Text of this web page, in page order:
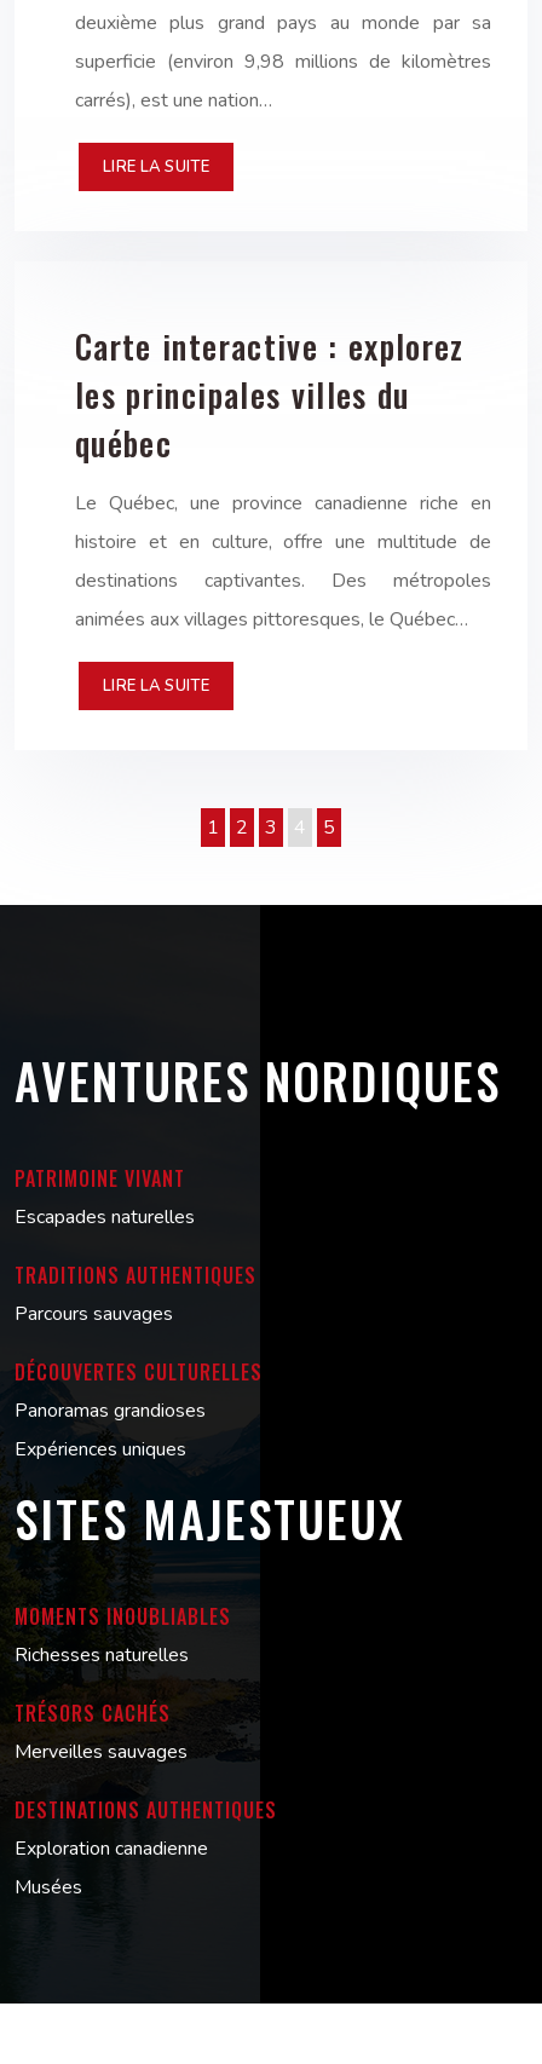
deuxième plus grand pays au monde par sa
superficie (environ 9,98 millions de kilomètres
carrés), est une nation…
LIRE LA SUITE
Carte interactive : explorez
les principales villes du
québec
Le Québec, une province canadienne riche en
histoire et en culture, offre une multitude de
destinations captivantes. Des métropoles
animées aux villages pittoresques, le Québec…
LIRE LA SUITE
1 2 3 4 5
AVENTURES NORDIQUES
PATRIMOINE VIVANT
Escapades naturelles
TRADITIONS AUTHENTIQUES
Parcours sauvages
DÉCOUVERTES CULTURELLES
Panoramas grandioses
Expériences uniques
SITES MAJESTUEUX
MOMENTS INOUBLIABLES
Richesses naturelles
TRÉSORS CACHÉS
Merveilles sauvages
DESTINATIONS AUTHENTIQUES
Exploration canadienne
Musées